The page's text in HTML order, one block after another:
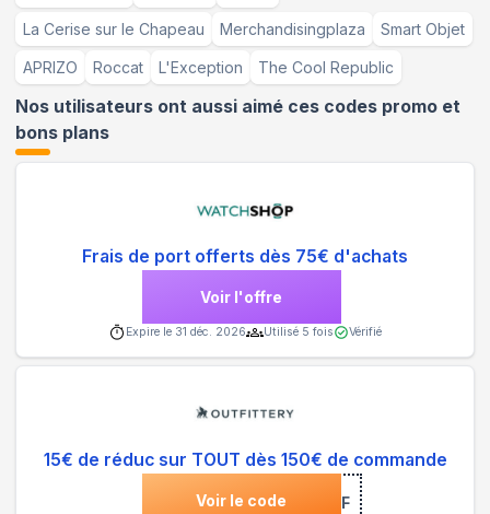
La Cerise sur le Chapeau Merchandisingplaza Smart Objet
APRIZO Roccat L'Exception The Cool Republic
Nos utilisateurs ont aussi aimé ces codes promo et
bons plans
Frais de port offerts dès 75€ d'achats
Voir l'offre
Expire le 31 déc. 2026 Utilisé 5 fois Vérifié
15€ de réduc sur TOUT dès 150€ de commande
Voir le code***FIT15AFF